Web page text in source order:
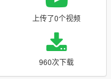
上传了0个视频
960次下载